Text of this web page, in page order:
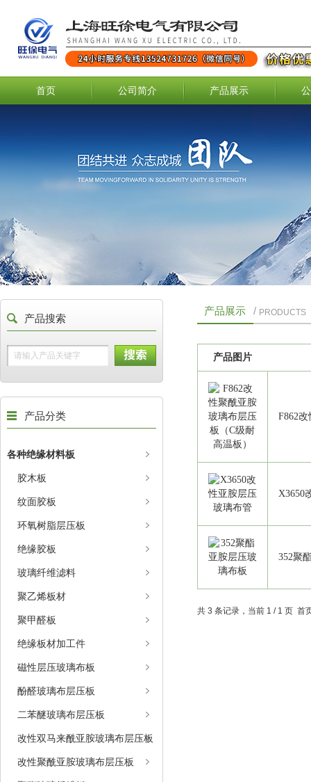
首页 公司简介 产品展示
产品搜索
产品分类
各种绝缘材料板
胶木板
纹面胶板
环氧树脂层压板
绝缘胶板
玻璃纤维滤料
聚乙烯板材
聚甲醛板
绝缘板材加工件
磁性层压玻璃布板
酚醛玻璃布层压板
二苯醚玻璃布层压板
改性双马来酰亚胺玻璃布层压板
改性聚酰亚胺玻璃布层压板
产品展示 / PRODUCTS
产品图片
F862
X3650
352聚
共 3 条记录，当前 1 / 1 页